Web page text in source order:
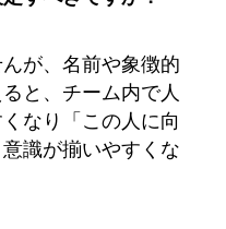
が、名前や象徴的
と、チーム内で人
なり「この人に向
識が揃いやすくな